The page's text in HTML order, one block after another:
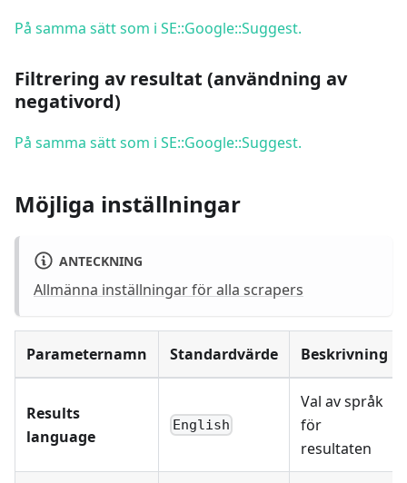
På samma sätt som i SE::Google::Suggest.
Filtrering av resultat (användning av
negativord)
På samma sätt som i SE::Google::Suggest.
Möjliga inställningar
ANTECKNING
Allmänna inställningar för alla scrapers
Parameternamn Standardvärde Beskrivning
Results
language
English
Val av språk
för
resultaten